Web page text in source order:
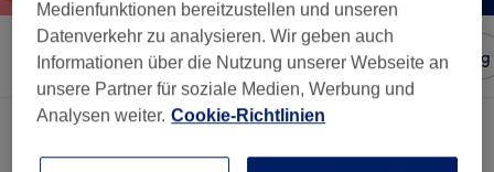
Sortieren nach Salons Expressangebote Bewertung
Ein Salon, der anbietet:
Medienfunktionen bereitzustellen und unseren
Datenverkehr zu analysieren. Wir geben auch
Informationen über die Nutzung unserer Webseite an
unsere Partner für soziale Medien, Werbung und
Analysen weiter. Cookie-Richtlinien